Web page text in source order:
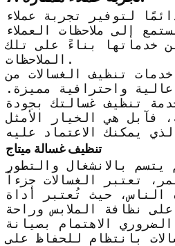
لتوفير تجربة عملاء
إلى ملاحظات العملاء
خدماتها بناءً على تلك
الملاحظات.
تنظيف الغسالات من
واحترافية مميزة.
تنظيف غسالتك بجودة
فآبل هي الخيار الأمثل
تنظيف غسالة ميتاج
يتسم بالانشغال والتطور
تعتبر الغسالات جزءاً
الناس، حيث تُعتبر أداة
نظافة الملابس وراحة
الاهتمام بصيانة
بانتظام للحفاظ على